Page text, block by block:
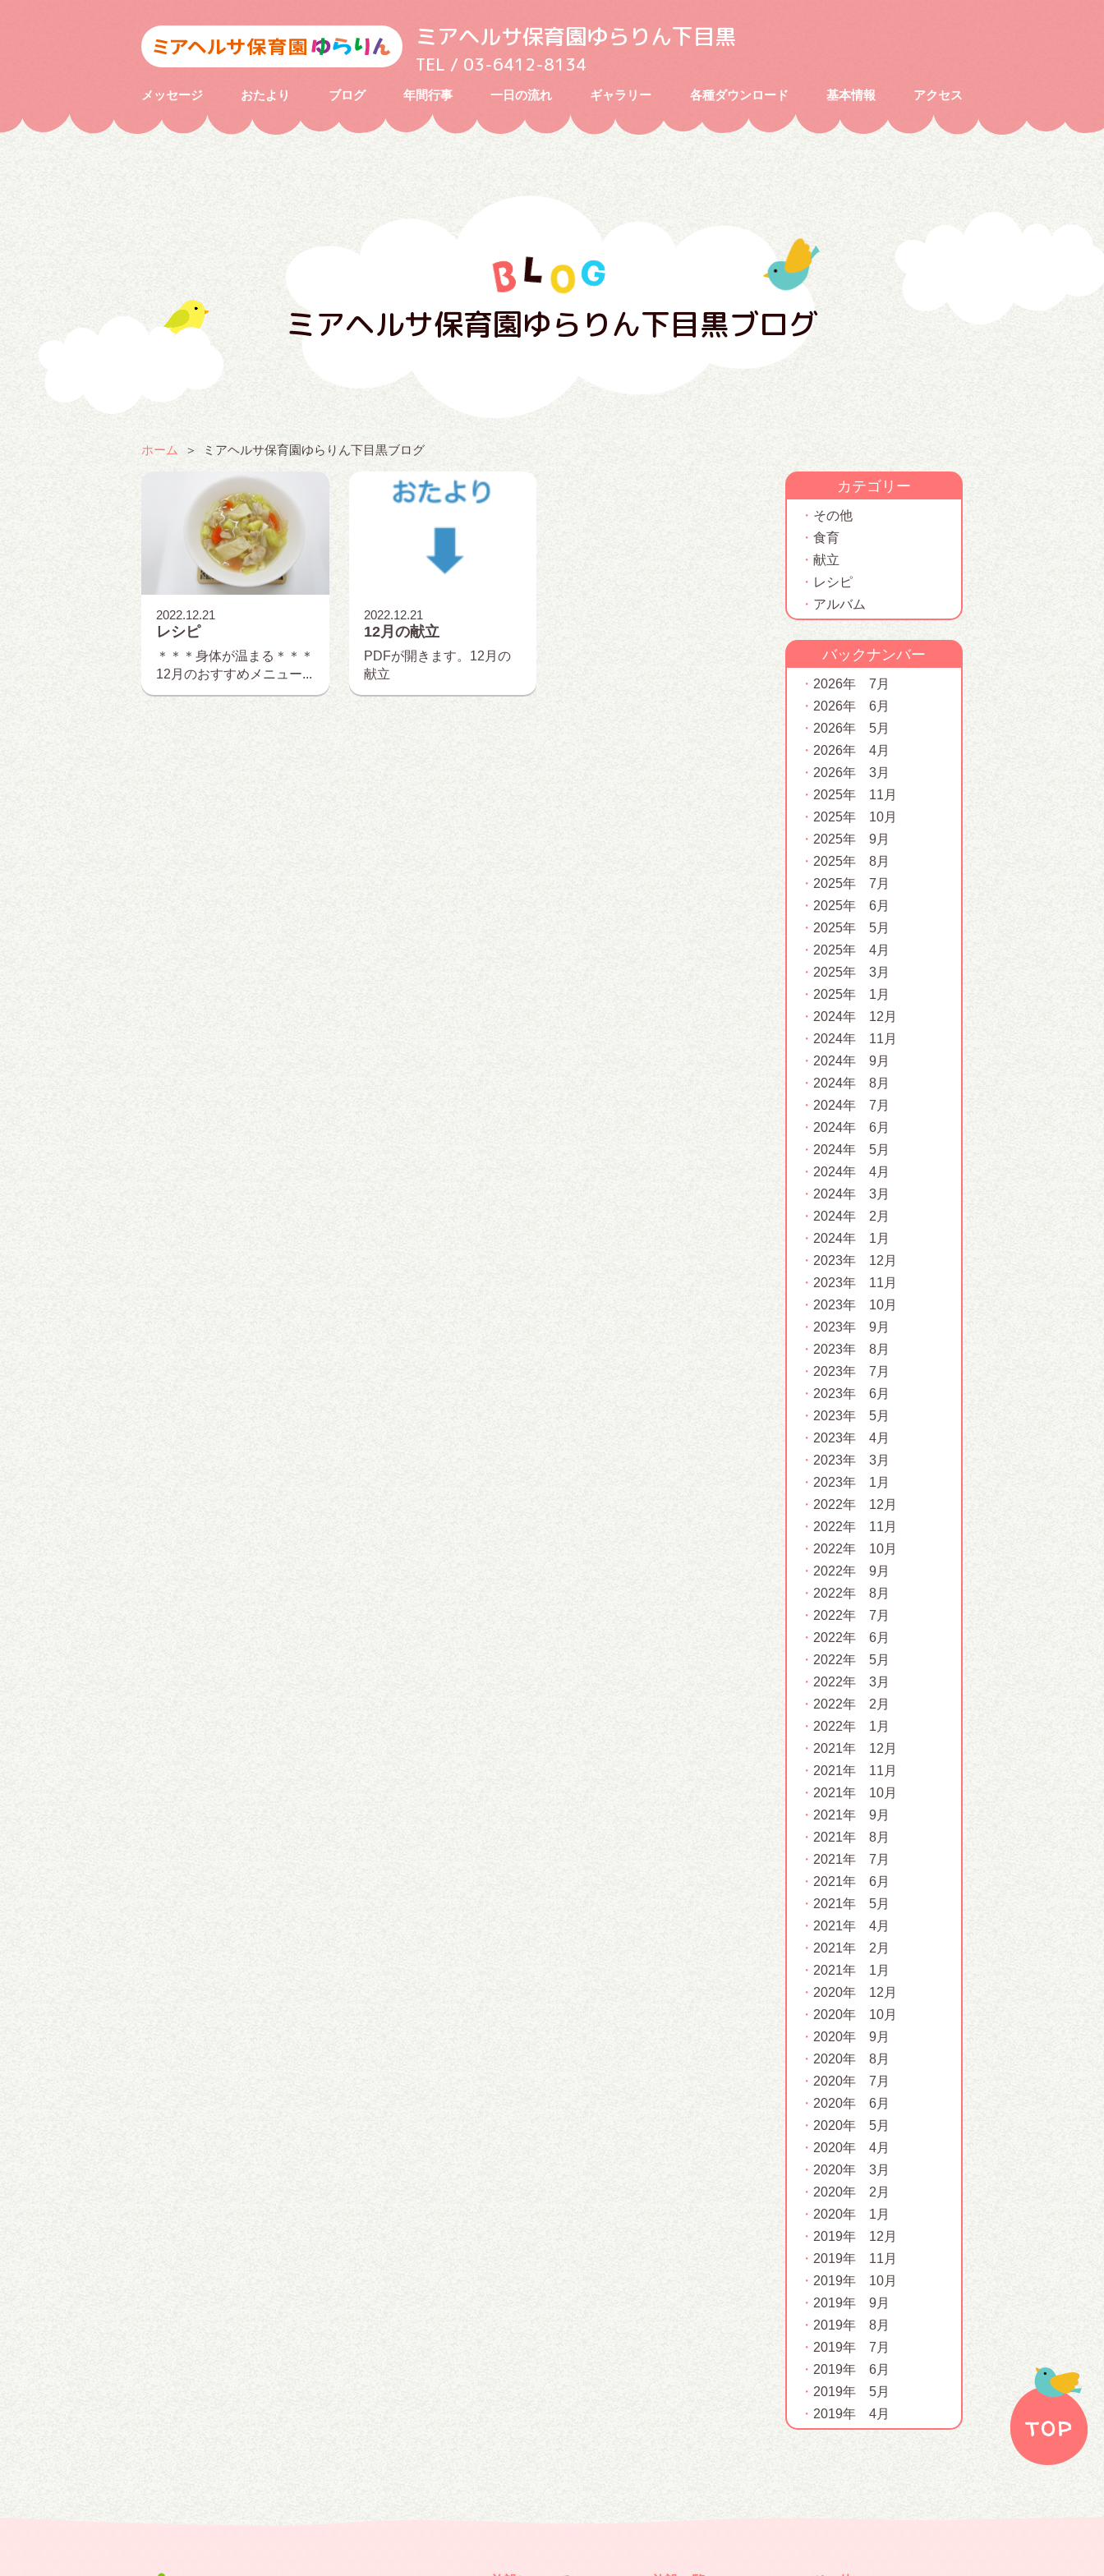
ミアヘルサ保育園ゆらりん下目黒
TEL / 03-6412-8134
メッセージ おたより ブログ 年間行事 一日の流れ ギャラリー 各種ダウンロード 基本情報 アクセス
ミアヘルサ保育園ゆらりん下目黒ブログ
ホーム ミアヘルサ保育園ゆらりん下目黒ブログ
2022.12.21
レシピ
＊＊＊身体が温まる＊＊＊
12月のおすすめメニュー...
2022.12.21
12月の献立
PDFが開きます。12月の
献立
カテゴリー
その他
食育
献立
レシピ
アルバム
バックナンバー
2026年 7月
2026年 6月
2026年 5月
2026年 4月
2026年 3月
2025年 11月
2025年 10月
2025年 9月
2025年 8月
2025年 7月
2025年 6月
2025年 5月
2025年 4月
2025年 3月
2025年 1月
2024年 12月
2024年 11月
2024年 9月
2024年 8月
2024年 7月
2024年 6月
2024年 5月
2024年 4月
2024年 3月
2024年 2月
2024年 1月
2023年 12月
2023年 11月
2023年 10月
2023年 9月
2023年 8月
2023年 7月
2023年 6月
2023年 5月
2023年 4月
2023年 3月
2023年 1月
2022年 12月
2022年 11月
2022年 10月
2022年 9月
2022年 8月
2022年 7月
2022年 6月
2022年 5月
2022年 3月
2022年 2月
2022年 1月
2021年 12月
2021年 11月
2021年 10月
2021年 9月
2021年 8月
2021年 7月
2021年 6月
2021年 5月
2021年 4月
2021年 2月
2021年 1月
2020年 12月
2020年 10月
2020年 9月
2020年 8月
2020年 7月
2020年 6月
2020年 5月
2020年 4月
2020年 3月
2020年 2月
2020年 1月
2019年 12月
2019年 11月
2019年 10月
2019年 9月
2019年 8月
2019年 7月
2019年 6月
2019年 5月
2019年 4月